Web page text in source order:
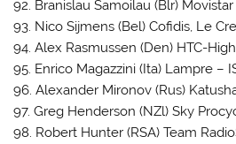
92. Branislau Samoilau (Blr)
93. Nico Sijmens (Bel) Cofidis, Le
94. Alex Rasmussen (Den) HTC-
95. Enrico Magazzini (Ita) Lampre –
96. Alexander Mironov (Rus) Katusha
97. Greg Henderson (NZl) Sky
98. Robert Hunter (RSA) Team